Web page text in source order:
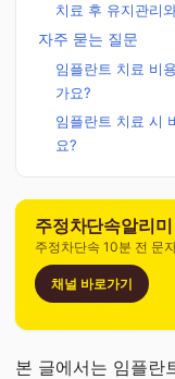
치료 후 유지관리
자주 묻는 질문
임플란트 치료 비
가요?
임플란트 치료 시
요?
주정차단속알리
주정차단속 10분 전 문
채널 바로가기
본 글에서는 임플란